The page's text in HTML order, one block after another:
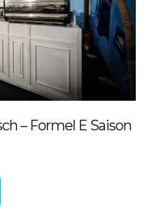
– Formel E Saison